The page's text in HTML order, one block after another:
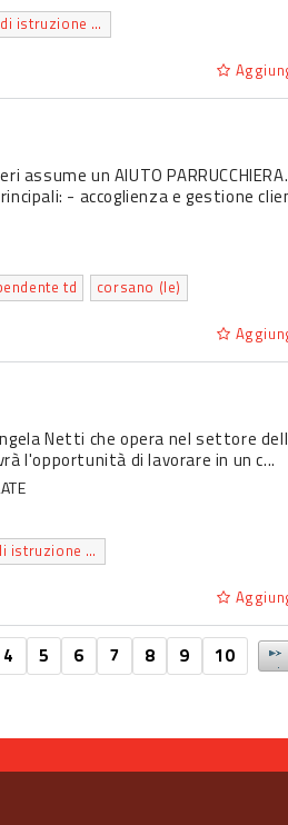
diploma di istruzione secondaria superiore che permette l'accesso all'universita'
assume un AIUTO
- accoglienza e gestione
td corsano (le)
Netti che opera nel settore
l'opportunità di lavorare in un c...
diploma di istruzione secondaria superiore che permette l'accesso all'universita'
4 5 6 7 8 9 10